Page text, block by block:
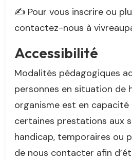
✍️ Pour vous inscrire ou
contactez-nous à
Accessibilité
Modalités pédagogiques
personnes en situation de
organisme est en capacité
certaines prestations aux
handicap, temporaires ou
de nous contacter afin